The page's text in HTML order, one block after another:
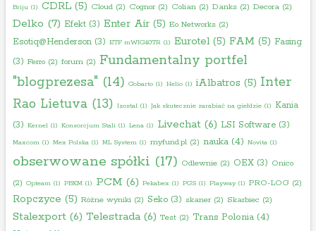
Briju(1) CDRL(5) Cloud(2) Cognor(2) Colian(2) Danks(2) Decora(2)
Delko (7) Efekt(3) Enter Air(5) Eo Networks(2)
Esotiq@Henderson(3) ETF mWIG40TR(1) Eurotel(5) FAM (5) Fasing
(3) Ferro(2) forum(2) Fundamentalny portfel
"blogprezesa" (14) Gobarto(1) Helio(1) iAlbatros (5) Inter
Rao Lietuva(13) Izostal(1) Jak skutecznie zarabiać na giełdzie(1) Kania
(3) Kernel(1) Konsorcjum Stali(1) Lena(1) Livechat(6) LSI Software(3)
Maxcom(1) Mex Polska(1) ML System(1) myfund.pl(2) nauka(4) Novita(1)
obserwowane spółki (17) Odlewnie(2) OEX(3) Onico
(2) Opteam(1) PBKM(1) PCM (6) Pekabex(1) PGS(1) Playway(1) PRO-LOG (2)
Ropczyce (5) Różne wyniki(2) Seko(3) skaner(2) Skarbiec (2)
Stalexport(6) Telestrada(6) Test(2) Trans Polonia(4)